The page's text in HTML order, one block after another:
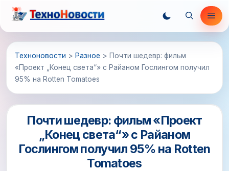
Перейти
содержимому
Техноновости > Разное > Почти шедевр: фильм
«Проект „Конец света“» с Райаном Гослингом получил
95% на Rotten Tomatoes
Почти шедевр: фильм «Проект
„Конец света“» с Райаном
Гослингом получил 95% на Rotten
Tomatoes